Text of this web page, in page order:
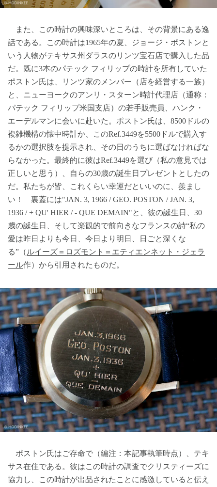
また、この時計の興味深いところは、その背景にある逸
話である。この時計は1965年の夏、ジョージ・ポストンと
いう人物がテキサス州ダラスのリンツ宝石店で購入した品
だ。既に3本のパテック フィリップの時計を所有していた
ポストン氏は、リンツ家のメンバー（店を経営する一族）
と、ニューヨークのアンリ・スターン時計代理店（通称：
パテック フィリップ米国支店）の若手販売員、ハンク・
エーデルマンに会いに赴いた。ポストン氏は、8500ドルの
複雑機構の懐中時計か、このRef.3449を5500ドルで購入す
るかの選択肢を提示され、その日のうちに選ばなければな
らなかった。最終的に彼はRef.3449を選び（私の意見では
正しいと思う）、自らの30歳の誕生日プレゼントとしたの
だ。私たちが皆、これくらい幸運だといいのに、羨まし
い！ 裏蓋には"JAN. 3, 1966 / GEO. POSTON / JAN. 3,
1936 / + QU' HIER / - QUE DEMAIN"と、彼の誕生日、30
歳の誕生日、そして楽観的で前向きなフランスの詩“私の
愛は昨日よりも今日、今日より明日、日ごと深くな
る”（ ルイーズ＝ロズモント＝エティエンネット・ジェラ
ール作）から引用されたものだ。
ポストン氏はご存命で（編注：本記事執筆時点）、テキ
サス在住である。彼はこの時計の調査でクリスティーズに
協力し、この時計が出品されたことに感激していると伝え